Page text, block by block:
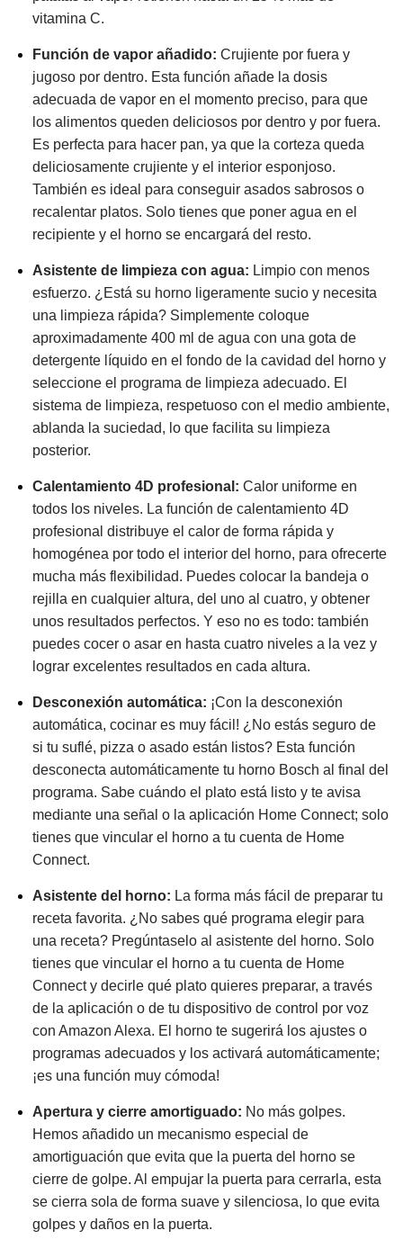
vitamina C.
Función de vapor añadido: Crujiente por fuera y
jugoso por dentro. Esta función añade la dosis
adecuada de vapor en el momento preciso, para que
los alimentos queden deliciosos por dentro y por fuera.
Es perfecta para hacer pan, ya que la corteza queda
deliciosamente crujiente y el interior esponjoso.
También es ideal para conseguir asados sabrosos o
recalentar platos. Solo tienes que poner agua en el
recipiente y el horno se encargará del resto.
Asistente de limpieza con agua: Limpio con menos
esfuerzo. ¿Está su horno ligeramente sucio y necesita
una limpieza rápida? Simplemente coloque
aproximadamente 400 ml de agua con una gota de
detergente líquido en el fondo de la cavidad del horno y
seleccione el programa de limpieza adecuado. El
sistema de limpieza, respetuoso con el medio ambiente,
ablanda la suciedad, lo que facilita su limpieza
posterior.
Calentamiento 4D profesional: Calor uniforme en
todos los niveles. La función de calentamiento 4D
profesional distribuye el calor de forma rápida y
homogénea por todo el interior del horno, para ofrecerte
mucha más flexibilidad. Puedes colocar la bandeja o
rejilla en cualquier altura, del uno al cuatro, y obtener
unos resultados perfectos. Y eso no es todo: también
puedes cocer o asar en hasta cuatro niveles a la vez y
lograr excelentes resultados en cada altura.
Desconexión automática: ¡Con la desconexión
automática, cocinar es muy fácil! ¿No estás seguro de
si tu suflé, pizza o asado están listos? Esta función
desconecta automáticamente tu horno Bosch al final del
programa. Sabe cuándo el plato está listo y te avisa
mediante una señal o la aplicación Home Connect; solo
tienes que vincular el horno a tu cuenta de Home
Connect.
Asistente del horno: La forma más fácil de preparar tu
receta favorita. ¿No sabes qué programa elegir para
una receta? Pregúntaselo al asistente del horno. Solo
tienes que vincular el horno a tu cuenta de Home
Connect y decirle qué plato quieres preparar, a través
de la aplicación o de tu dispositivo de control por voz
con Amazon Alexa. El horno te sugerirá los ajustes o
programas adecuados y los activará automáticamente;
¡es una función muy cómoda!
Apertura y cierre amortiguado: No más golpes.
Hemos añadido un mecanismo especial de
amortiguación que evita que la puerta del horno se
cierre de golpe. Al empujar la puerta para cerrarla, esta
se cierra sola de forma suave y silenciosa, lo que evita
golpes y daños en la puerta.